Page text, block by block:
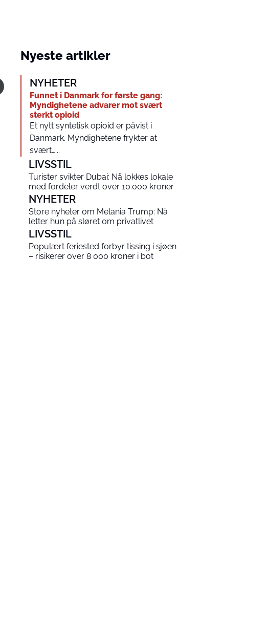
Nyeste artikler
NYHETER
Funnet i Danmark for første gang:
Myndighetene advarer mot svært
sterkt opioid
Et nytt syntetisk opioid er påvist i
Danmark. Myndighetene frykter at
svært…...
LIVSSTIL
Turister svikter Dubai: Nå lokkes lokale
med fordeler verdt over 10.000 kroner
NYHETER
Store nyheter om Melania Trump: Nå
letter hun på sløret om privatlivet
LIVSSTIL
Populært feriested forbyr tissing i sjøen
– risikerer over 8 000 kroner i bot